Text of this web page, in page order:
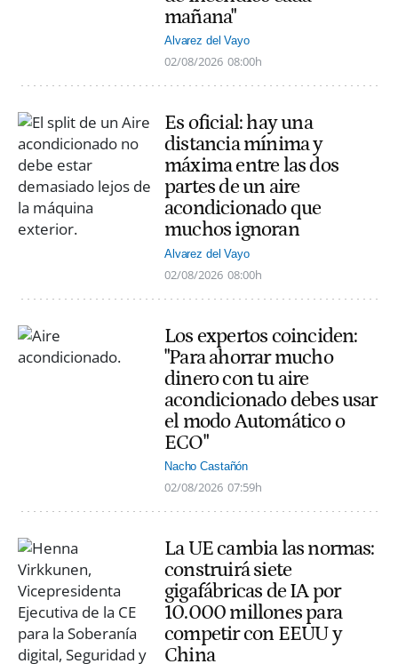
mañana"
Alvarez del Vayo
02/08/2026 08:00h
Es oficial: hay una
distancia mínima y
máxima entre las dos
partes de un aire
acondicionado que
muchos ignoran
Alvarez del Vayo
02/08/2026 08:00h
Los expertos coinciden:
"Para ahorrar mucho
dinero con tu aire
acondicionado debes usar
el modo Automático o
ECO"
Nacho Castañón
02/08/2026 07:59h
La UE cambia las normas:
construirá siete
gigafábricas de IA por
10.000 millones para
competir con EEUU y
China